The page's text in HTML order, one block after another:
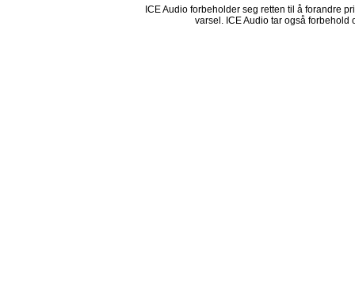
ICE Audio forbeholder seg retten til å forandre
varsel. ICE Audio tar også forbehold